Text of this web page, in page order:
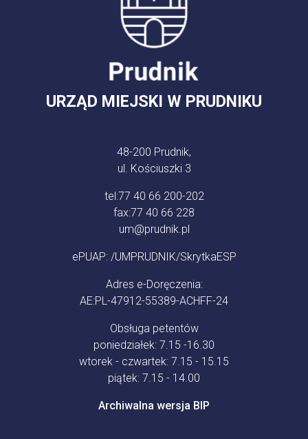
URZĄD MIEJSKI W PRUDNIKU
48-200 Prudnik,
ul. Kościuszki 3
tel:77 40 66 200-202
fax:77 40 66 228
um@prudnik.pl
ePUAP: /UMPRUDNIK/SkrytkaESP
Adres e-Doręczenia:
AE:PL-47912-55389-ACHFF-24
Obsługa petentów
poniedziałek: 7.15 -16.30
wtorek - czwartek: 7.15 - 15.15
piątek: 7.15 - 14.00
Archiwalna wersja BIP